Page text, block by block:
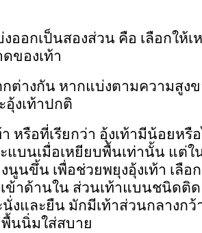
ออกเป็นสองส่วน คือ เลือกให้เ
ของเท้า
ต่างกัน หากแบ่งตามความสูงข
อุ้งเท้าปกติ
หรือที่เรียกว่า อุ้งเท้ามีน้อยหรื
บนเมื่อเหยียบพื้นเท่านั้น แต่ใ
นูนขึ้น เพื่อช่วยพยุงอุ้งเท้า เลือ
ข้าด้านใน ส่วนเท้าแบนชนิดติ
งและยืน มักมีเท้าส่วนกลางกว้
พื้นนิ่มใส่สบาย